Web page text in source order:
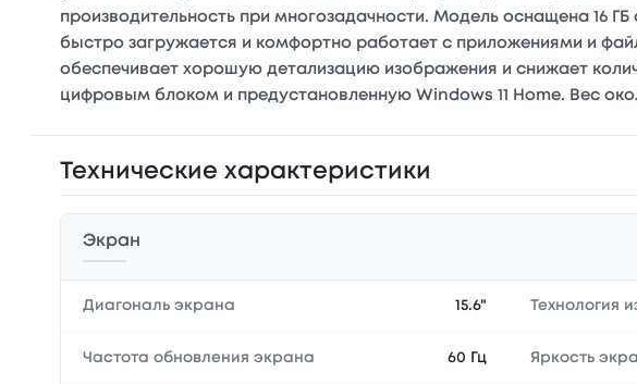
производительность при многозадачности. Модель оснащена 16
быстро загружается и комфортно работает с приложениями и
обеспечивает хорошую детализацию изображения и снижает
цифровым блоком и предустановленную Windows 11 Home. Вес
Технические характеристики
Экран
Диагональ экрана 15.6" Технология
Частота обновления экрана 60 Гц Яркость